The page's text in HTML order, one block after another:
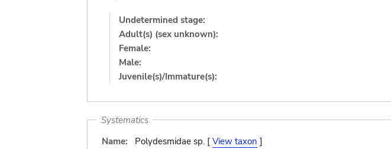
Undetermined stage:
Adult(s) (sex unknown):
Female:
Male:
Juvenile(s)/Immature(s):
Systematics
Name:
Polydesmidae sp. [ View taxon ]